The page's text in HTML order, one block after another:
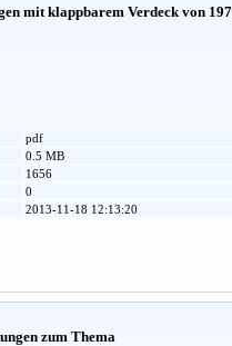
mit klappbarem Verdeck von
pdf
0.5 MB
1656
0
2013-11-18 12:13:20
zum Thema